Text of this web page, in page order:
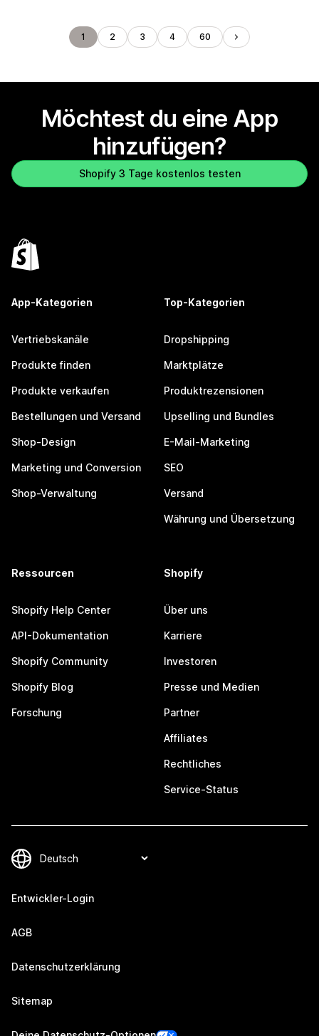
1 2 3 4 60
Möchtest du eine App
hinzufügen?
Shopify 3 Tage kostenlos testen
App-Kategorien
Vertriebskanäle
Produkte finden
Produkte verkaufen
Bestellungen und Versand
Shop-Design
Marketing und Conversion
Shop-Verwaltung
Top-Kategorien
Dropshipping
Marktplätze
Produktrezensionen
Upselling und Bundles
E-Mail-Marketing
SEO
Versand
Währung und Übersetzung
Ressourcen
Shopify Help Center
API-Dokumentation
Shopify Community
Shopify Blog
Forschung
Shopify
Über uns
Karriere
Investoren
Presse und Medien
Partner
Affiliates
Rechtliches
Service-Status
Entwickler-Login
AGB
Datenschutzerklärung
Sitemap